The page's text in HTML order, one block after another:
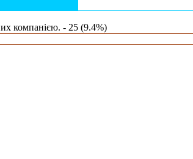
компанією. - 25 (9.4%)